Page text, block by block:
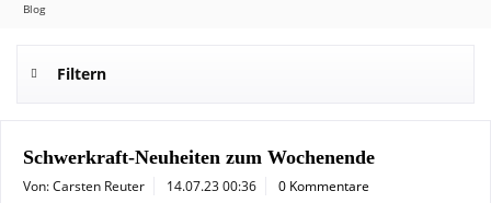
Blog
Filtern
Schwerkraft-Neuheiten zum Wochenende
Von: Carsten Reuter 14.07.23 00:36 0 Kommentare